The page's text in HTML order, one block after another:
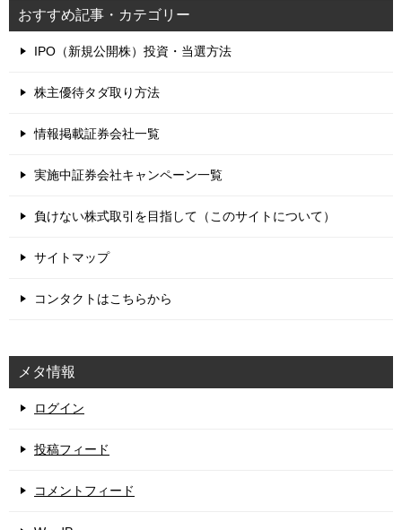
おすすめ記事・カテゴリー
IPO（新規公開株）投資・当選方法
株主優待タダ取り方法
情報掲載証券会社一覧
実施中証券会社キャンペーン一覧
負けない株式取引を目指して（このサイトについて）
サイトマップ
コンタクトはこちらから
メタ情報
ログイン
投稿フィード
コメントフィード